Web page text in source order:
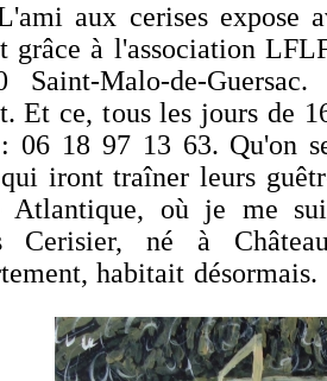
aux cerises expose
grâce à l'association
Saint-Malo-de-
Et ce, tous les jours de
06 18 97 13 63. Qu'on
iront traîner leurs
Atlantique, où je me
Cerisier, né à
habitait